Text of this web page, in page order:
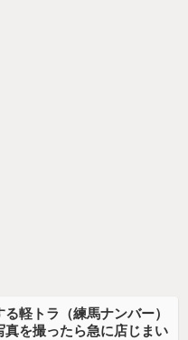
軽トラ（練馬ナンバー）
を撮ったら急に店じまい